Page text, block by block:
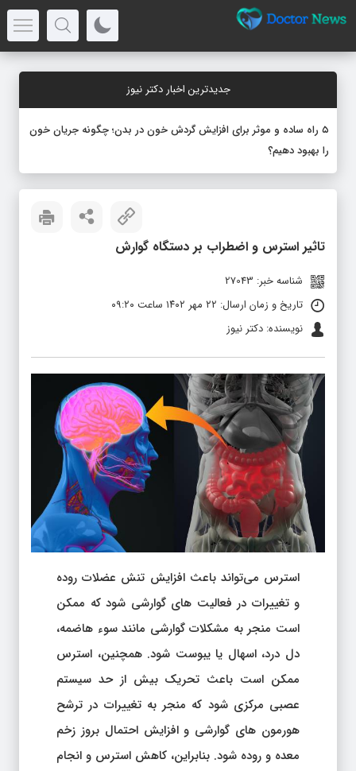
جدیدترین اخبار دکتر نیوز
۵ راه ساده و موثر برای افزایش گردش خون در بدن؛ چگونه جریان خون
را بهبود دهیم؟
تاثیر استرس و اضطراب بر دستگاه گوارش
شناسه خبر: 27043
تاریخ و زمان ارسال: ۲۲ مهر ۱۴۰۲ ساعت ۰۹:۲۰
نویسنده: دکتر نیوز
استرس می‌تواند باعث افزایش تنش عضلات روده
و تغییرات در فعالیت های گوارشی شود که ممکن
است منجر به مشکلات گوارشی مانند سوء هاضمه،
دل درد، اسهال یا یبوست شود. همچنین، استرس
ممکن است باعث تحریک بیش از حد سیستم
عصبی مرکزی شود که منجر به تغییرات در ترشح
هورمون های گوارشی و افزایش احتمال بروز زخم
معده و روده شود. بنابراین، کاهش استرس و انجام